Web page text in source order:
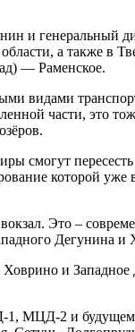
и генеральный
а также в
— Раменское.
видами
части, это
смогут
которой
Это –
Дегунина и
и
1, МЦД-2 и